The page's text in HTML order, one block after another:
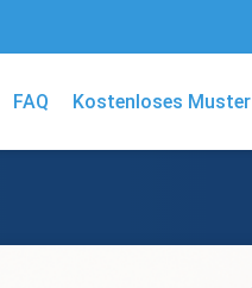
FAQ Kostenloses Muster